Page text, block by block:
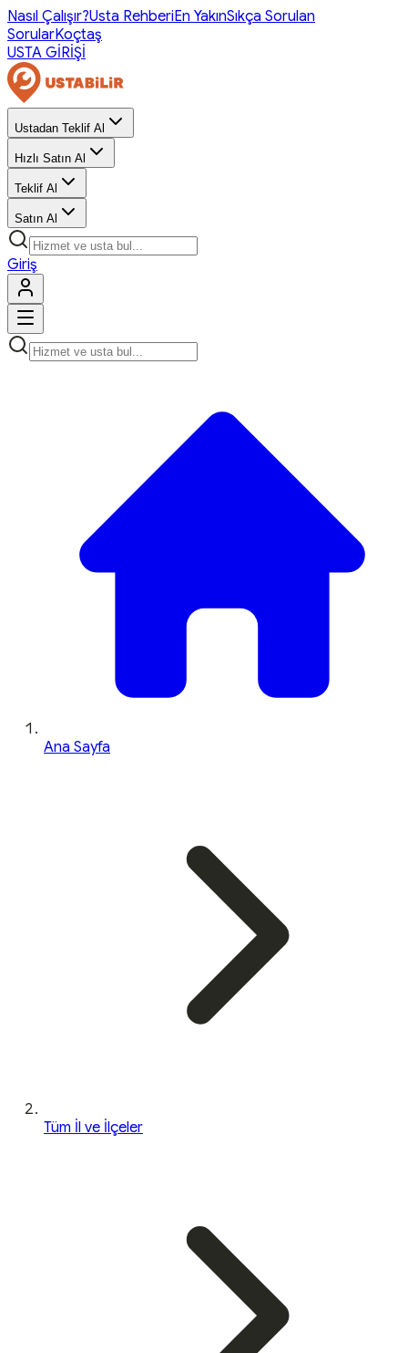
Nasıl Çalışır?Usta RehberiEn YakınSıkça Sorulan
SorularKoçtaş
USTA GİRİŞİ
Ustadan Teklif Al
Hızlı Satın Al
Teklif Al
Satın Al
Giriş
Ana Sayfa
Tüm İl ve İlçeler